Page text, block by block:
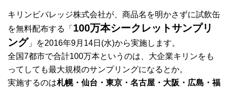
キリンビバレッジ株式会社が、商品名を明かさずに試飲缶
を無料配布する「 100万本シークレットサンプリ
ング 」を2016年9月14日(水)から実施します。
全国7都市で合計100万本というのは、大企業キリンをも
ってしても最大規模のサンプリングになるとか。
実施するのは札幌・仙台・東京・名古屋・大阪・広島・福